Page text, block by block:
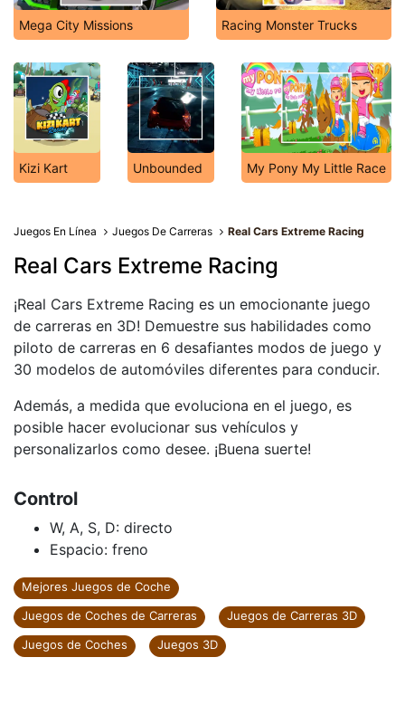
Mega City Missions Racing Monster Trucks
Kizi Kart Unbounded My Pony My Little Race
Juegos En Línea Juegos De Carreras Real Cars Extreme Racing
Real Cars Extreme Racing
¡Real Cars Extreme Racing es un emocionante juego
de carreras en 3D! Demuestre sus habilidades como
piloto de carreras en 6 desafiantes modos de juego y
30 modelos de automóviles diferentes para conducir.
Además, a medida que evoluciona en el juego, es
posible hacer evolucionar sus vehículos y
personalizarlos como desee. ¡Buena suerte!
Control
W, A, S, D: directo
Espacio: freno
Mejores Juegos de Coche
Juegos de Coches de Carreras
Juegos de Carreras 3D
Juegos de Coches
Juegos 3D